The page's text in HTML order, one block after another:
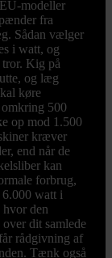
modeller
fra
Sådan vælger
i watt, og
tror. Kig på
og læg
køre
500
op mod 1.500
kræver
end når de
kan
forbrug,
watt i
den
dit samlede
rådgivning af
Tænk også